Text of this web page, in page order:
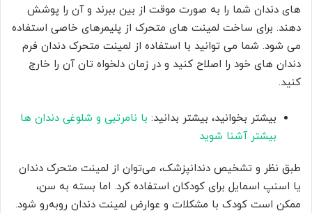
های دندان شما را به صورت موقت از بین ببرند و آن را پوشش
دهند. برای ساخت لمینت های متحرک از پلیمرهای خاصی استفاده
می شود. شما می توانید با استفاده از لمینت متحرک دندان فرم
دندان های خود را اصلاح کنید و در زمان دلخواه تان آن را خارج
کنید.
بیشتر بخوانید، بیشتر بدانید: با نامرتبی و شلوغی دندان ها
بیشتر آشنا شوید
طبق نظر و تشخیص دندانپزشک، می‌توان از لمینت متحرک دندان
یا اسنپ اسمایل برای کودکان استفاده کرد. اما بسته به سن،
ممکن است کودک با مشکلات و عوارض لمینت دندان روبه‌رو شود.